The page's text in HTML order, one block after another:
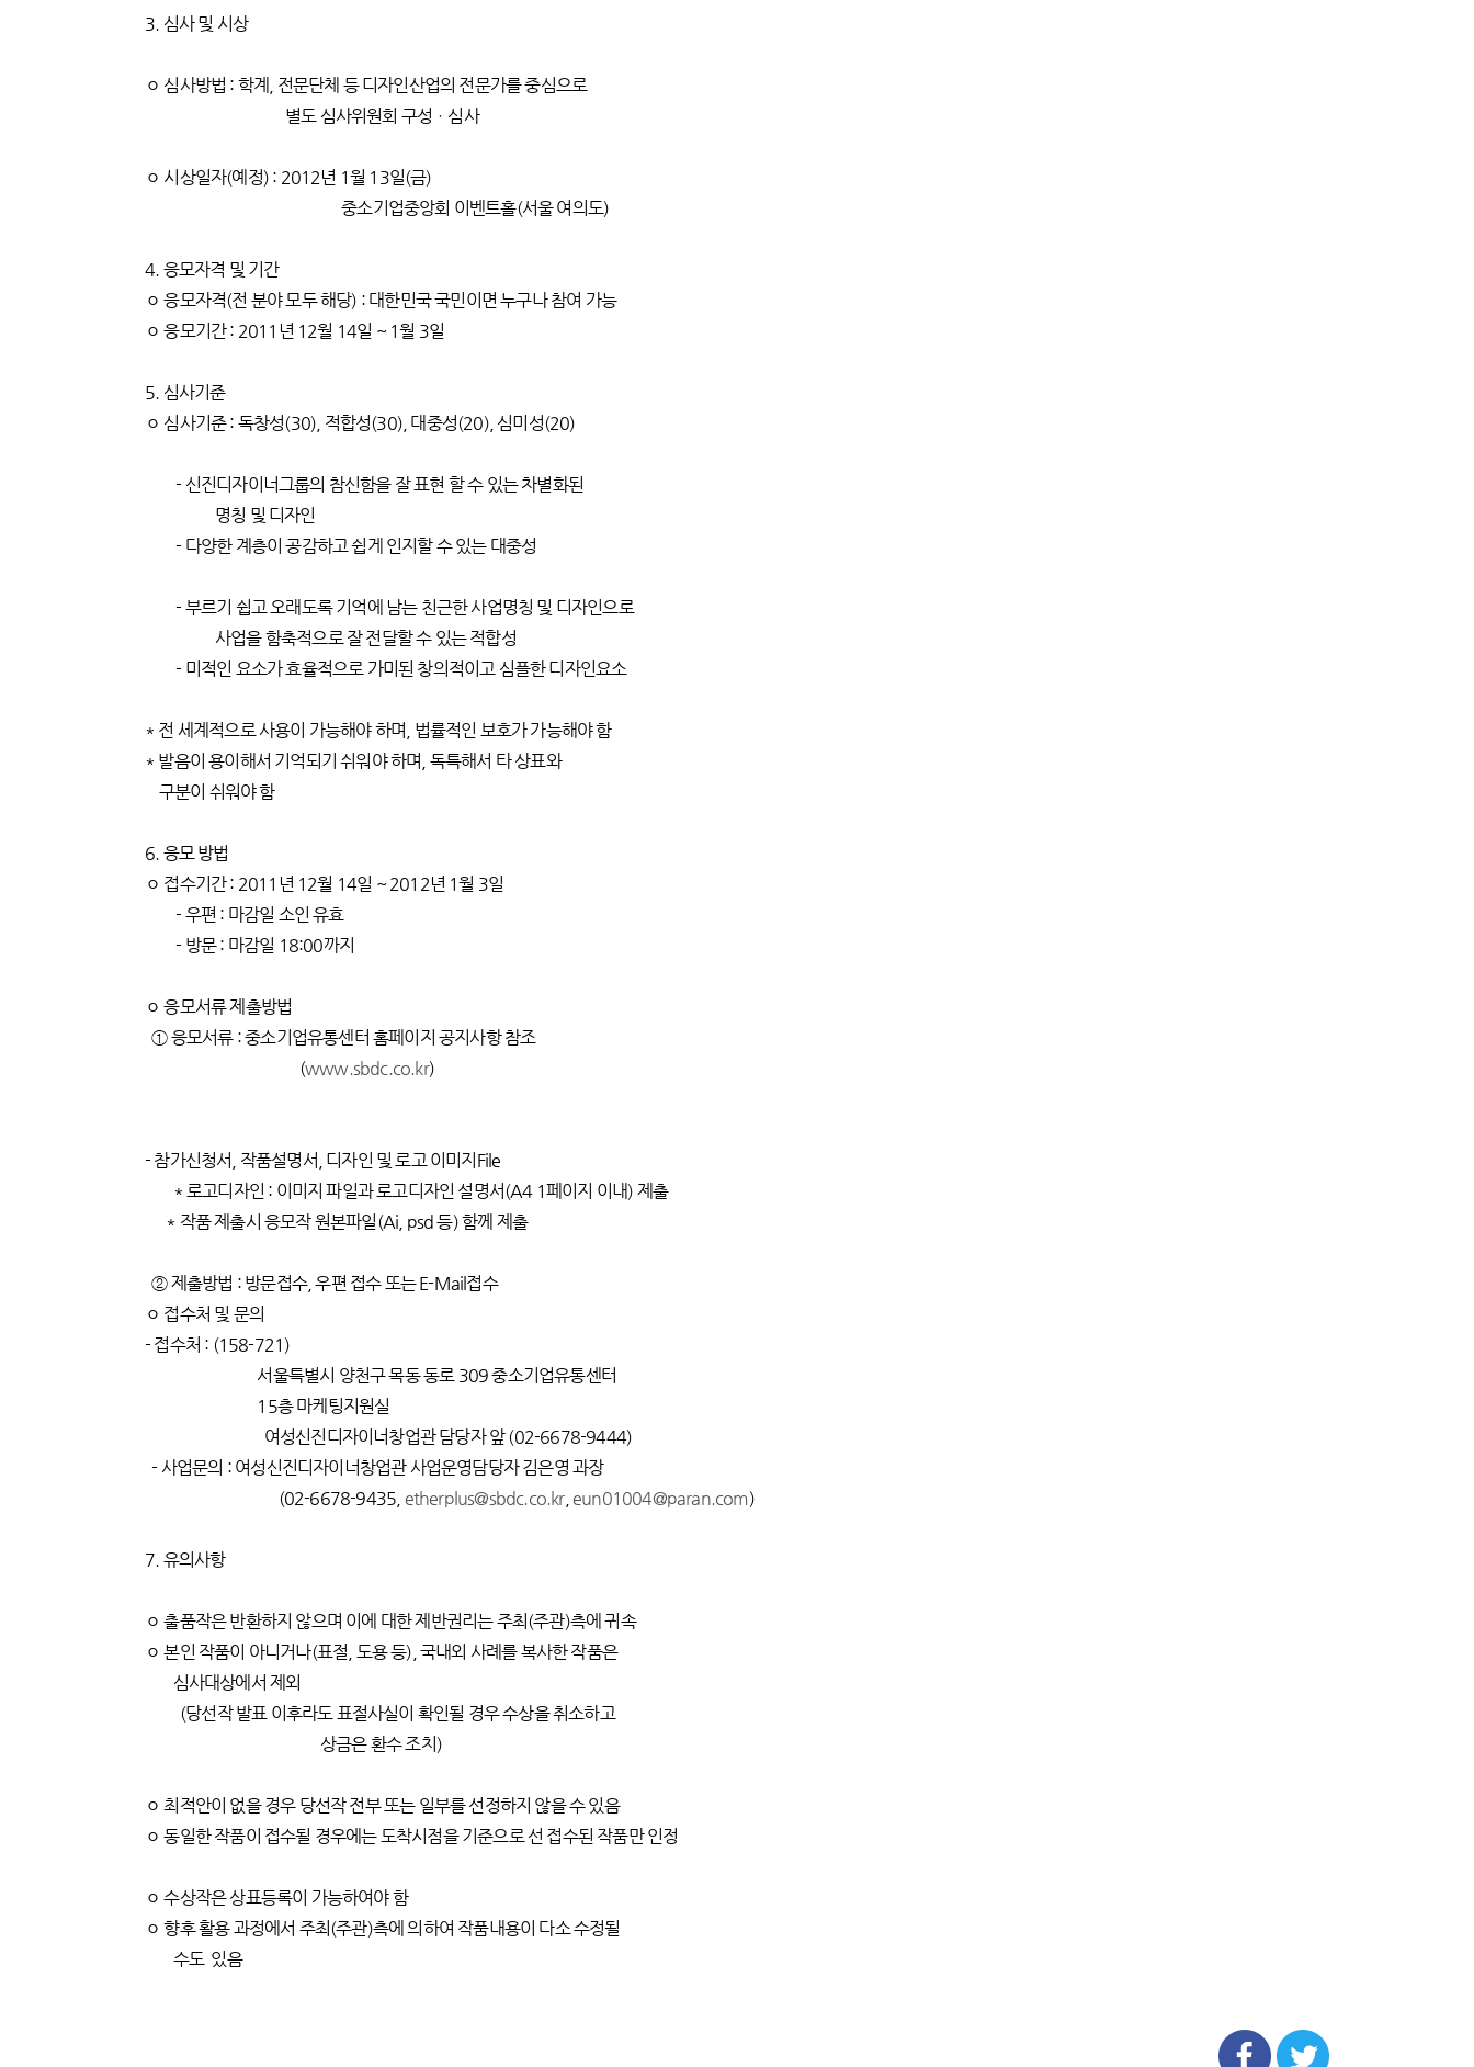
3. 심사 및 시상
ㅇ 심사방법 : 학계, 전문단체 등 디자인산업의 전문가를 중심으로
별도 심사위원회 구성ㆍ심사
ㅇ 시상일자(예정) : 2012년 1월 13일(금)
중소기업중앙회 이벤트홀(서울 여의도)
4. 응모자격 및 기간
ㅇ 응모자격(전 분야 모두 해당) : 대한민국 국민이면 누구나 참여 가능
ㅇ 응모기간 : 2011년 12월 14일 ~ 1월 3일
5. 심사기준
ㅇ 심사기준 : 독창성(30), 적합성(30), 대중성(20), 심미성(20)
- 신진디자이너그룹의 참신함을 잘 표현 할 수 있는 차별화된
명칭 및 디자인
- 다양한 계층이 공감하고 쉽게 인지할 수 있는 대중성
- 부르기 쉽고 오래도록 기억에 남는 친근한 사업명칭 및 디자인으로
사업을 함축적으로 잘 전달할 수 있는 적합성
- 미적인 요소가 효율적으로 가미된 창의적이고 심플한 디자인요소
* 전 세계적으로 사용이 가능해야 하며, 법률적인 보호가 가능해야 함
* 발음이 용이해서 기억되기 쉬워야 하며, 독특해서 타 상표와
구분이 쉬워야 함
6. 응모 방법
ㅇ 접수기간 : 2011년 12월 14일 ~ 2012년 1월 3일
- 우편 : 마감일 소인 유효
- 방문 : 마감일 18:00까지
ㅇ 응모서류 제출방법
① 응모서류 : 중소기업유통센터 홈페이지 공지사항 참조
(www.sbdc.co.kr)
- 참가신청서, 작품설명서, 디자인 및 로고 이미지File
* 로고디자인 : 이미지 파일과 로고디자인 설명서(A4 1페이지 이내) 제출
* 작품 제출시 응모작 원본파일(Ai, psd 등) 함께 제출
② 제출방법 : 방문접수, 우편 접수 또는 E-Mail접수
ㅇ 접수처 및 문의
- 접수처 : (158-721)
서울특별시 양천구 목동 동로 309 중소기업유통센터
15층 마케팅지원실
여성신진디자이너창업관 담당자 앞 (02-6678-9444)
- 사업문의 : 여성신진디자이너창업관 사업운영담당자 김은영 과장
(02-6678-9435, etherplus@sbdc.co.kr,eun01004@paran.com)
7. 유의사항
ㅇ 출품작은 반환하지 않으며 이에 대한 제반권리는 주최(주관)측에 귀속
ㅇ 본인 작품이 아니거나(표절, 도용 등), 국내외 사례를 복사한 작품은
심사대상에서 제외
(당선작 발표 이후라도 표절사실이 확인될 경우 수상을 취소하고
상금은 환수 조치)
ㅇ 최적안이 없을 경우 당선작 전부 또는 일부를 선정하지 않을 수 있음
ㅇ 동일한 작품이 접수될 경우에는 도착시점을 기준으로 선 접수된 작품만 인정
ㅇ 수상작은 상표등록이 가능하여야 함
ㅇ 향후 활용 과정에서 주최(주관)측에 의하여 작품내용이 다소 수정될
수도 있음